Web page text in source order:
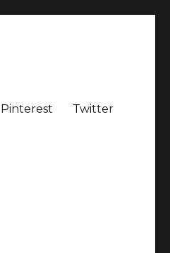
Pinterest Twitter